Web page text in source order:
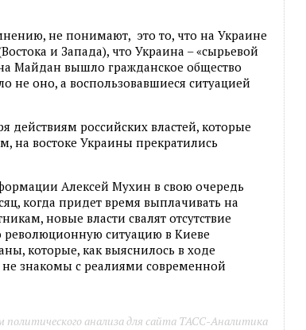
не понимают, это то, что на Украине
и Запада), что Украина – «сырьевой
Майдан вышло гражданское общество
не оно, а воспользовавшиеся ситуацией
действиям российских властей, которые
на востоке Украины прекратились
Алексей Мухин в свою очередь
когда придет время выплачивать на
новые власти свалят отсутствие
революционную ситуацию в Киеве
которые, как выяснилось в ходе
знакомы с реалиями современной
анализа для сайта ТАСС-Аналитика